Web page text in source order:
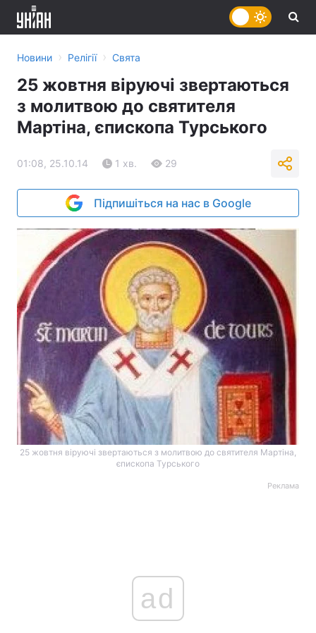
Новини › Релігії › Свята
25 жовтня віруючі звертаються
з молитвою до святителя
Мартіна, єпископа Турського
01:08, 25.10.14 1 хв. 29
Підпишіться на нас в Google
25 жовтня віруючі звертаються з молитвою до святителя Мартіна,
єпископа Турського
Реклама
ad